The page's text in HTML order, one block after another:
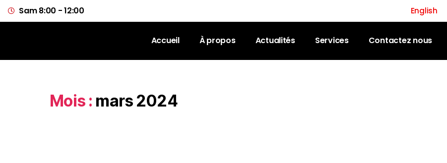
Sam 8:00 - 12:00 English
Accueil À propos Actualités Services Contactez nous
Mois : mars 2024